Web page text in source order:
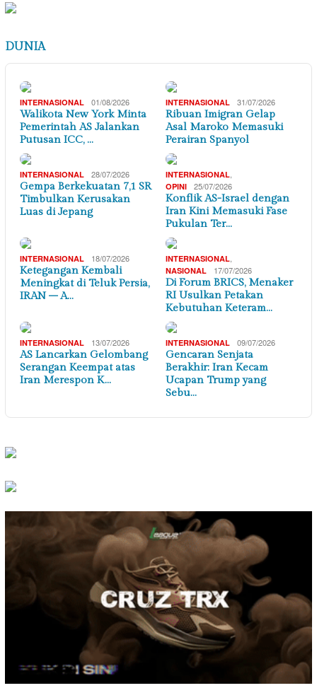
DUNIA
INTERNASIONAL 01/08/2026
Walikota New York Minta
Pemerintah AS Jalankan
Putusan ICC, …
INTERNASIONAL 31/07/2026
Ribuan Imigran Gelap
Asal Maroko Memasuki
Perairan Spanyol
INTERNASIONAL 28/07/2026
Gempa Berkekuatan 7,1 SR
Timbulkan Kerusakan
Luas di Jepang
INTERNASIONAL
OPINI 25/07/2026
Konflik AS-Israel dengan
Iran Kini Memasuki Fase
Pukulan Ter…
INTERNASIONAL 18/07/2026
Ketegangan Kembali
Meningkat di Teluk Persia,
IRAN – A…
INTERNASIONAL
NASIONAL 17/07/2026
Di Forum BRICS, Menaker
RI Usulkan Petakan
Kebutuhan Keteram…
INTERNASIONAL 13/07/2026
AS Lancarkan Gelombang
Serangan Keempat atas
Iran Merespon K…
INTERNASIONAL 09/07/2026
Gencaran Senjata
Berakhir: Iran Kecam
Ucapan Trump yang
Sebu…